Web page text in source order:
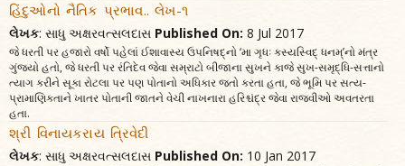
હિંદુઓનો નૈતિક પ્રભાવ.. લેખ-૧
લેખક: સાધુ અક્ષરવત્સલદાસ Published On: 8 Jul 2017
જે ધરતી પર હજારો વર્ષો પહેલાં ઈશાવાસ્ય ઉપનિષદ્‌નો ‘મા ગૃધઃ કસ્યસ્વિદ્‌ ધનમ્‌’નો મંત્ર
ગુંજ્યો હતો, જે ધરતી પર રંતિદેવ જેવા સમ્રાટો બીજાના સુખને કાજે સુખ-સમૃદ્ધિ-સત્તાનો
ત્યાગ કરીને સૂકા રોટલા પર પણ પોતાનો અધિકાર જતો કરતા હતા, જે ભૂમિ પર સત્ય-
પ્રામાણિકતાને ખાતર પોતાની જાતને વેચી નાખનારા હરિશ્ચંદ્ર જેવા રાજવીઓ અવતરતા
હતા.
શ્રી વિનાયકરાય ત્રિવેદી
લેખક: સાધુ અક્ષરવત્સલદાસ Published On: 10 Jan 2017